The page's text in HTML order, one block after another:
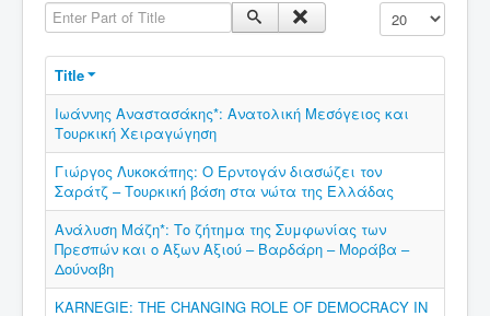
Enter Part of Title Display #
Title
Ιωάννης Αναστασάκης*: Ανατολική Μεσόγειος και
Τουρκική Χειραγώγηση
Γιώργος Λυκοκάπης: Ο Ερντογάν διασώζει τον
Σαράτζ – Τουρκική βάση στα νώτα της Ελλάδας
Ανάλυση Μάζη*: Το ζήτημα της Συμφωνίας των
Πρεσπών και ο Αξων Αξιού – Βαρδάρη – Μοράβα –
Δούναβη
KARNEGIE: THE CHANGING ROLE OF DEMOCRACY IN